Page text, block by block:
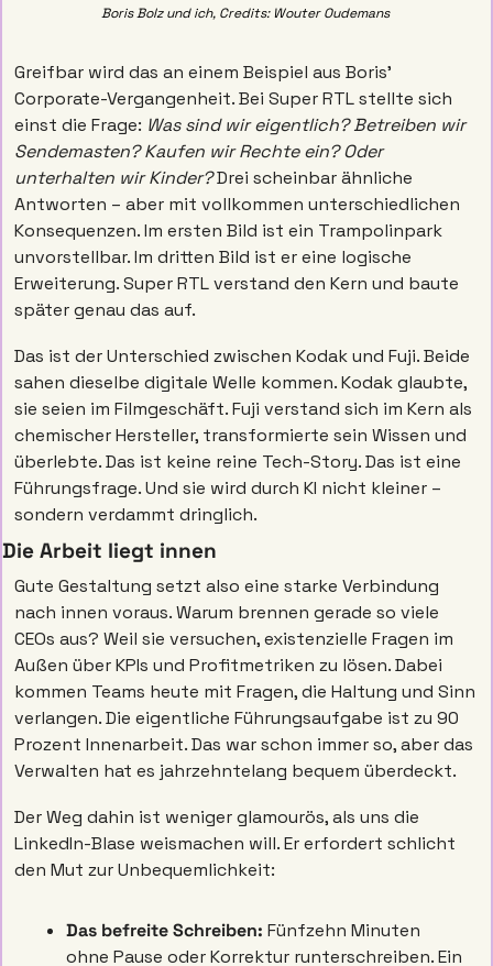
Boris Bolz und ich, Credits: Wouter Oudemans
Greifbar wird das an einem Beispiel aus Boris'
Corporate-Vergangenheit. Bei Super RTL stellte sich
einst die Frage: Was sind wir eigentlich? Betreiben wir
Sendemasten? Kaufen wir Rechte ein? Oder
unterhalten wir Kinder? Drei scheinbar ähnliche
Antworten – aber mit vollkommen unterschiedlichen
Konsequenzen. Im ersten Bild ist ein Trampolinpark
unvorstellbar. Im dritten Bild ist er eine logische
Erweiterung. Super RTL verstand den Kern und baute
später genau das auf.
Das ist der Unterschied zwischen Kodak und Fuji. Beide
sahen dieselbe digitale Welle kommen. Kodak glaubte,
sie seien im Filmgeschäft. Fuji verstand sich im Kern als
chemischer Hersteller, transformierte sein Wissen und
überlebte. Das ist keine reine Tech-Story. Das ist eine
Führungsfrage. Und sie wird durch KI nicht kleiner –
sondern verdammt dringlich.
Die Arbeit liegt innen
Gute Gestaltung setzt also eine starke Verbindung
nach innen voraus. Warum brennen gerade so viele
CEOs aus? Weil sie versuchen, existenzielle Fragen im
Außen über KPIs und Profitmetriken zu lösen. Dabei
kommen Teams heute mit Fragen, die Haltung und Sinn
verlangen. Die eigentliche Führungsaufgabe ist zu 90
Prozent Innenarbeit. Das war schon immer so, aber das
Verwalten hat es jahrzehntelang bequem überdeckt.
Der Weg dahin ist weniger glamourös, als uns die
LinkedIn-Blase weismachen will. Er erfordert schlicht
den Mut zur Unbequemlichkeit:
Das befreite Schreiben: Fünfzehn Minuten
ohne Pause oder Korrektur runterschreiben. Ein